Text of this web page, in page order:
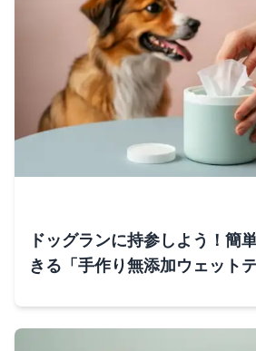
ドッグランに持参しよう！簡
きる「手作り無添加ウェット